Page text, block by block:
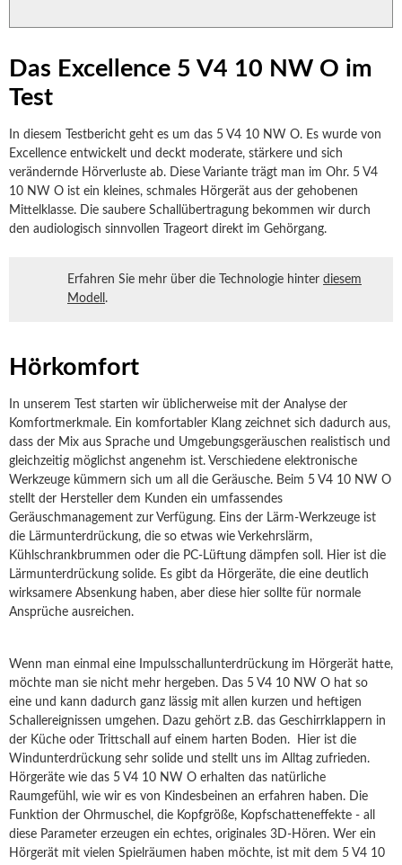
Das Excellence 5 V4 10 NW O im
Test
In diesem Testbericht geht es um das 5 V4 10 NW O. Es wurde von
Excellence entwickelt und deckt moderate, stärkere und sich
verändernde Hörverluste ab. Diese Variante trägt man im Ohr. 5 V4
10 NW O ist ein kleines, schmales Hörgerät aus der gehobenen
Mittelklasse. Die saubere Schallübertragung bekommen wir durch
den audiologisch sinnvollen Trageort direkt im Gehörgang.
Erfahren Sie mehr über die Technologie hinter diesem
Modell .
Hörkomfort
In unserem Test starten wir üblicherweise mit der Analyse der
Komfortmerkmale. Ein komfortabler Klang zeichnet sich dadurch aus,
dass der Mix aus Sprache und Umgebungsgeräuschen realistisch und
gleichzeitig möglichst angenehm ist. Verschiedene elektronische
Werkzeuge kümmern sich um all die Geräusche. Beim 5 V4 10 NW O
stellt der Hersteller dem Kunden ein umfassendes
Geräuschmanagement zur Verfügung. Eins der Lärm-Werkzeuge ist
die Lärmunterdrückung, die so etwas wie Verkehrslärm,
Kühlschrankbrummen oder die PC-Lüftung dämpfen soll. Hier ist die
Lärmunterdrückung solide. Es gibt da Hörgeräte, die eine deutlich
wirksamere Absenkung haben, aber diese hier sollte für normale
Ansprüche ausreichen.
Wenn man einmal eine Impulsschallunterdrückung im Hörgerät hatte,
möchte man sie nicht mehr hergeben. Das 5 V4 10 NW O hat so
eine und kann dadurch ganz lässig mit allen kurzen und heftigen
Schallereignissen umgehen. Dazu gehört z.B. das Geschirrklappern in
der Küche oder Trittschall auf einem harten Boden. Hier ist die
Windunterdrückung sehr solide und stellt uns im Alltag zufrieden.
Hörgeräte wie das 5 V4 10 NW O erhalten das natürliche
Raumgefühl, wie wir es von Kindesbeinen an erfahren haben. Die
Funktion der Ohrmuschel, die Kopfgröße, Kopfschatteneffekte - all
diese Parameter erzeugen ein echtes, originales 3D-Hören. Wer ein
Hörgerät mit vielen Spielräumen haben möchte, ist mit dem 5 V4 10